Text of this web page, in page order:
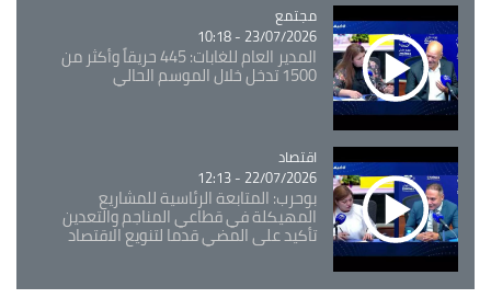
Catégorie
مجتمع
23/07/2026 - 10:18
المدير العام للغابات: 445 حريقاً وأكثر من
1500 تدخل خلال الموسم الحالي
Catégorie
اقتصاد
22/07/2026 - 12:13
بوحرب: المتابعة الرئاسية للمشاريع
المهيكلة في قطاعي المناجم والتعدين
تأكيد على المضي قدما لتنويع الاقتصاد